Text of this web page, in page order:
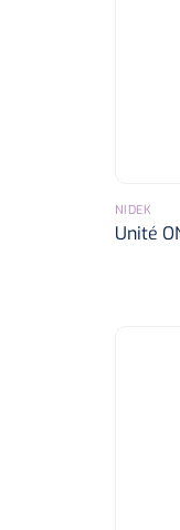
NIDEK
Unité